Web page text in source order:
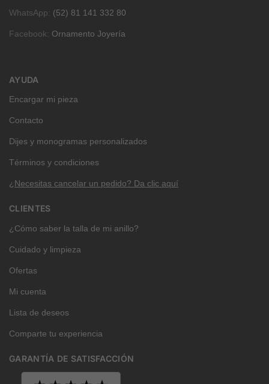
WhatsApp: (52) 81 141 332 80
Facebook: Ornamento Joyería
AYUDA
Encargar mi pieza
Contacto
Dijes y monogramas personalizados
Términos y condiciones
¿Necesitas cancelar un pedido? Da clic aquí
CLIENTES
¿Cómo saber la talla de mi anillo?
Cuidado y limpieza
Ofertas
Mi cuenta
Lista de deseos
Comparte tu experiencia
GARANTÍA DE SATISFACCIÓN